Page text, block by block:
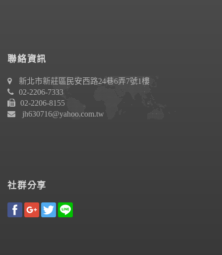
聯絡資訊
新北市新莊區民安西路24巷6弄7號1樓
02-2206-7333
02-2206-8155
jh630716@yahoo.com.tw
社群分享